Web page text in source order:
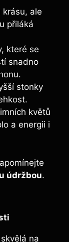
krásu, ale
přiláká
které se
snadno
stonky
květů
a energii i
údržbou.
na